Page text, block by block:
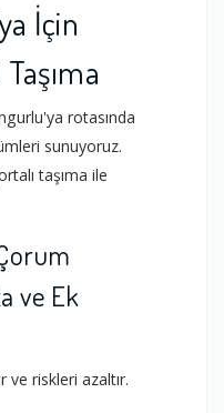
İçin
rotasında
sunuyoruz.
taşıma ile
ve Ek
ve riskleri azaltır.